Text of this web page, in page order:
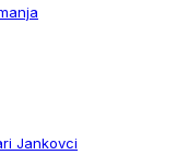
Jankovci